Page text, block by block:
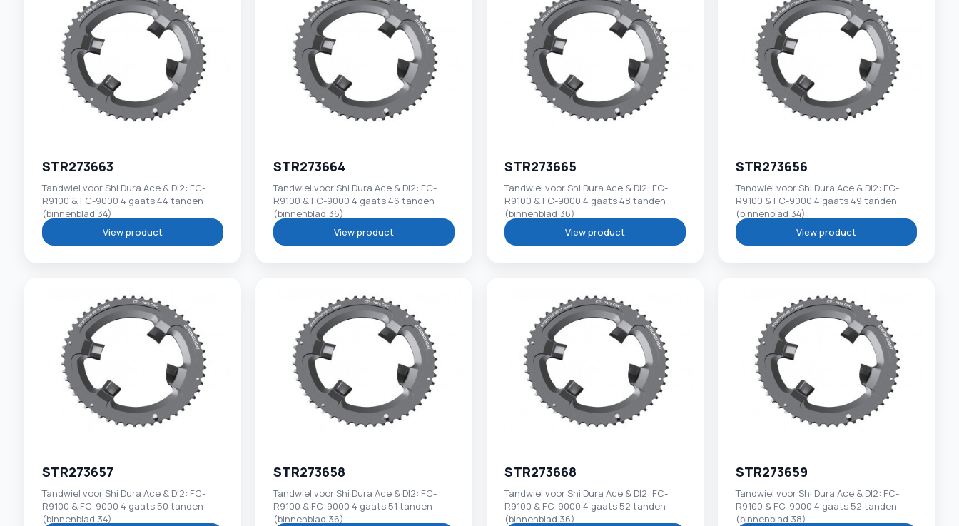
STR273663
Tandwiel voor Shi Dura Ace & DI2: FC-
R9100 & FC-9000 4 gaats 44 tanden
(binnenblad 34)
View product
STR273664
Tandwiel voor Shi Dura Ace & DI2: FC-
R9100 & FC-9000 4 gaats 46 tanden
(binnenblad 36)
View product
STR273665
Tandwiel voor Shi Dura Ace & DI2: FC-
R9100 & FC-9000 4 gaats 48 tanden
(binnenblad 36)
View product
STR273656
Tandwiel voor Shi Dura Ace & DI2: FC-
R9100 & FC-9000 4 gaats 49 tanden
(binnenblad 34)
View product
STR273657
Tandwiel voor Shi Dura Ace & DI2: FC-
R9100 & FC-9000 4 gaats 50 tanden
(binnenblad 34)
STR273658
Tandwiel voor Shi Dura Ace & DI2: FC-
R9100 & FC-9000 4 gaats 51 tanden
(binnenblad 36)
STR273668
Tandwiel voor Shi Dura Ace & DI2: FC-
R9100 & FC-9000 4 gaats 52 tanden
(binnenblad 36)
STR273659
Tandwiel voor Shi Dura Ace & DI2: FC-
R9100 & FC-9000 4 gaats 52 tanden
(binnenblad 38)